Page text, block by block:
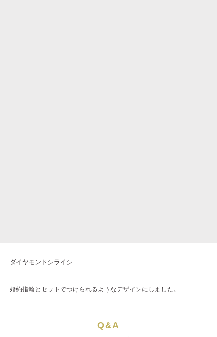
ダイヤモンドシライシ
婚約指輪とセットでつけられるようなデザインにしました。
Q&A